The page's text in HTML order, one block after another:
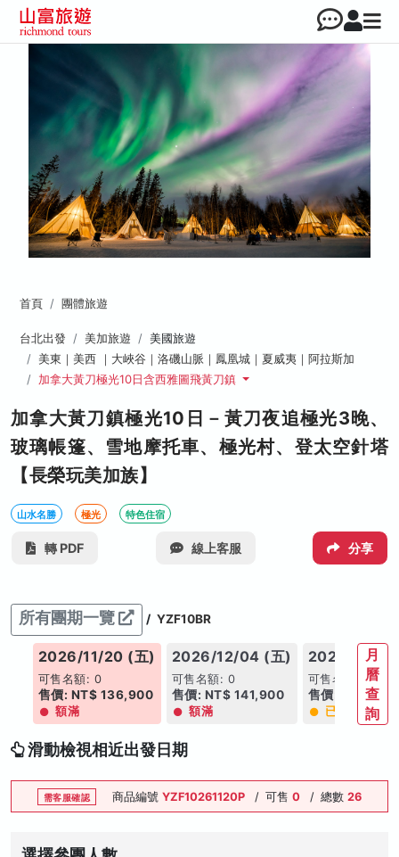
首頁 團體旅遊
台北出發 美加旅遊
美國旅遊
美東｜美西 ｜大峽谷｜洛磯山脈｜鳳凰城｜夏威夷｜阿拉斯加
加拿大黃刀極光10日含西雅圖飛黃刀鎮
加拿大黃刀鎮極光10日－黃刀夜追極光3晚、
玻璃帳篷、雪地摩托車、極光村、登太空針塔
【長榮玩美加族】
山水名勝 極光 特色住宿
轉 PDF 線上客服 分享
所有團期一覽 / YZF10BR
2026/11/20 (五)
可售名額: 0
售價: NT$ 136,900
額滿
2026/12/04 (五)
可售名額: 0
售價: NT$ 141,900
額滿
2027/01/15
可售名額: 2
售價: NT$
已成團
月
曆
查
詢
滑動檢視相近出發日期
需客服確認 商品編號YZF10261120P / 可售0 / 總數26